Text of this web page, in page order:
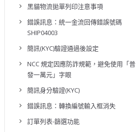
黑貓物流拋單列印注意事項
錯誤訊息：統一金流回傳錯誤號碼
SHIP04003
簡訊(KYC)驗證通過後設定
NCC 規定因應防詐規範，避免使用「普
發一萬元」字眼
簡訊身分驗證(KYC)
錯誤訊息：轉換編號輸入框消失
訂單列表-篩選功能